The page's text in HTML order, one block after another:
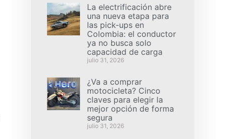
La electrificación abre
una nueva etapa para
las pick-ups en
Colombia: el conductor
ya no busca solo
capacidad de carga
julio 31, 2026
¿Va a comprar
motocicleta? Cinco
claves para elegir la
mejor opción de forma
segura
julio 31, 2026